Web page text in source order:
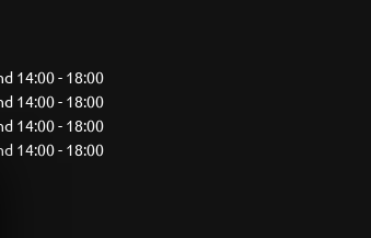
14:00 - 18:00
14:00 - 18:00
14:00 - 18:00
14:00 - 18:00